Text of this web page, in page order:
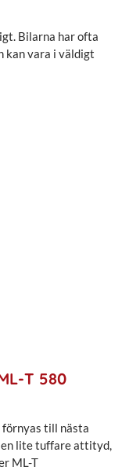
Bilarna har ofta
kan vara i väldigt
T 580
till nästa
en lite tuffare attityd,
ML-T